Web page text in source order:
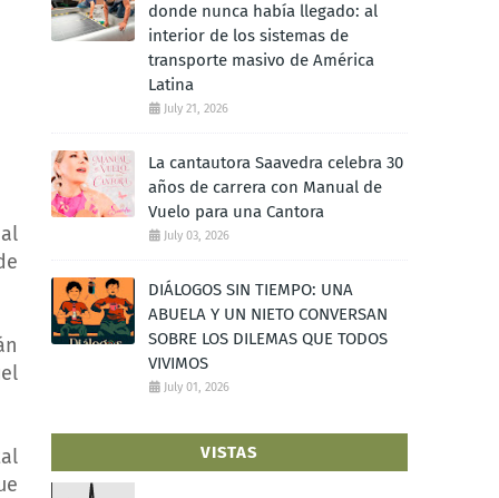
donde nunca había llegado: al
interior de los sistemas de
transporte masivo de América
Latina
July 21, 2026
La cantautora Saavedra celebra 30
años de carrera con Manual de
Vuelo para una Cantora
July 03, 2026
DIÁLOGOS SIN TIEMPO: UNA
ABUELA Y UN NIETO CONVERSAN
SOBRE LOS DILEMAS QUE TODOS
VIVIMOS
July 01, 2026
VISTAS